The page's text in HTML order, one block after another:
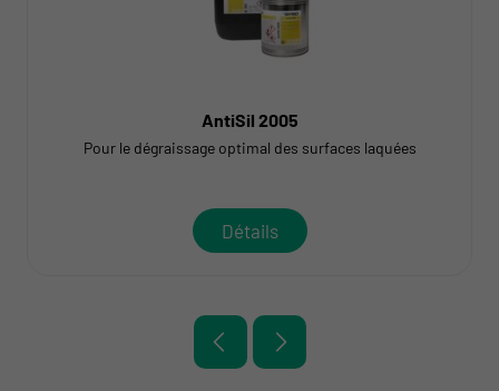
AntiSil 2005
Pour le dégraissage optimal des surfaces laquées
Détails